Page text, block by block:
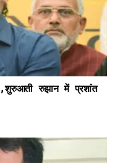
रुझान में प्रशांत